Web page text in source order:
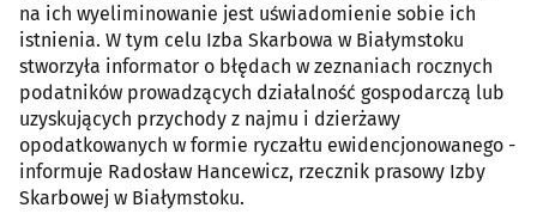
na ich wyeliminowanie jest uświadomienie sobie ich
istnienia. W tym celu Izba Skarbowa w Białymstoku
stworzyła informator o błędach w zeznaniach rocznych
podatników prowadzących działalność gospodarczą lub
uzyskujących przychody z najmu i dzierżawy
opodatkowanych w formie ryczałtu ewidencjonowanego -
informuje Radosław Hancewicz, rzecznik prasowy Izby
Skarbowej w Białymstoku.